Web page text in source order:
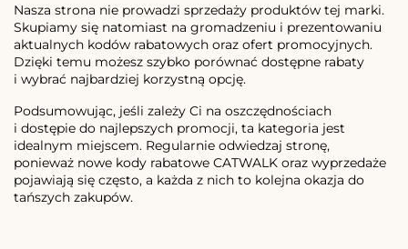
Nasza strona nie prowadzi sprzedaży produktów tej marki.
Skupiamy się natomiast na gromadzeniu i prezentowaniu
aktualnych kodów rabatowych oraz ofert promocyjnych.
Dzięki temu możesz szybko porównać dostępne rabaty
i wybrać najbardziej korzystną opcję.
Podsumowując, jeśli zależy Ci na oszczędnościach
i dostępie do najlepszych promocji, ta kategoria jest
idealnym miejscem. Regularnie odwiedzaj stronę,
ponieważ nowe kody rabatowe CATWALK oraz wyprzedaże
pojawiają się często, a każda z nich to kolejna okazja do
tańszych zakupów.